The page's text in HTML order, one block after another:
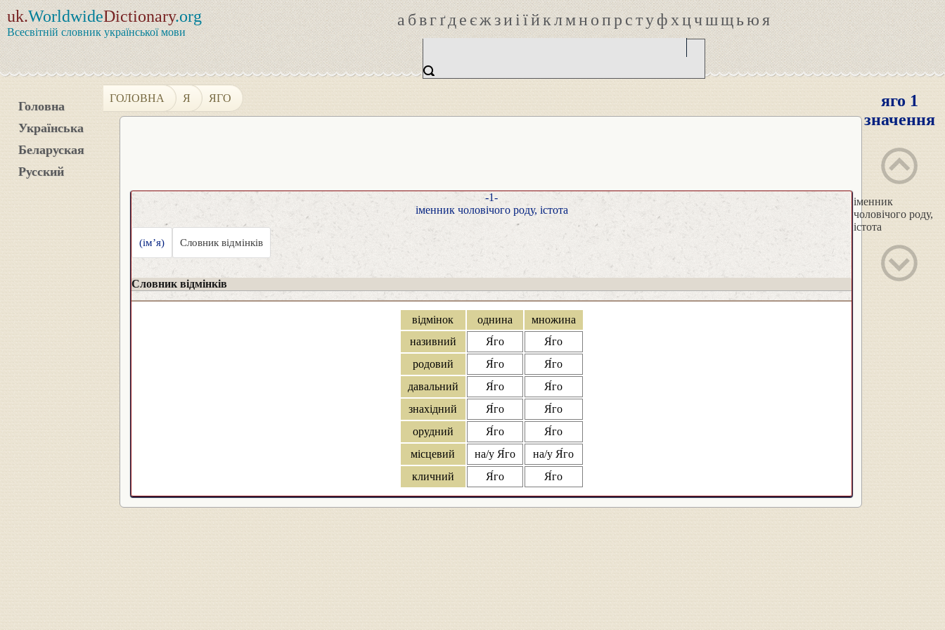
uk.WorldwideDictionary.org
Всесвітній словник української мови
абвгґдеєжзиіїйклмнопрстуфхцчшщьюя
Головна
Українська
Беларуская
Русский
ГОЛОВНА Я ЯГО
яго 1
значення
іменник
чоловічого роду,
істота
-1-
іменник чоловічого роду, істота
(ім’я) Словник відмінків
Словник відмінків
відмінок однина
множина
називний
Я́го
Я́го
родовий
Я́го
Я́го
давальний
Я́го
Я́го
знахідний
Я́го
Я́го
орудний
Я́го
Я́го
місцевий
на/у Я́го
на/у Я́го
кличний
Я́го Я́го